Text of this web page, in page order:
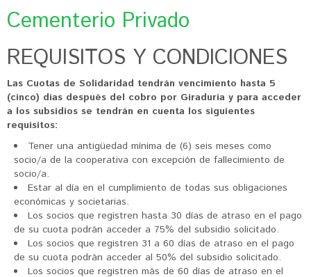
Cementerio Privado
REQUISITOS Y CONDICIONES
Las Cuotas de Solidaridad tendrán vencimiento hasta 5
(cinco) días después del cobro por Giraduria y para acceder
a los subsidios se tendrán en cuenta los siguientes
requisitos:
Tener una antigüedad mínima de (6) seis meses como
socio/a de la cooperativa con excepción de fallecimiento de
socio/a.
Estar al día en el cumplimiento de todas sus obligaciones
económicas y societarias.
Los socios que registren hasta 30 días de atraso en el pago
de su cuota podrán acceder a 75% del subsidio solicitado.
Los socios que registren 31 a 60 días de atraso en el pago
de su cuota podrán acceder al 50% del subsidio solicitado.
Los socios que registren más de 60 días de atraso en el